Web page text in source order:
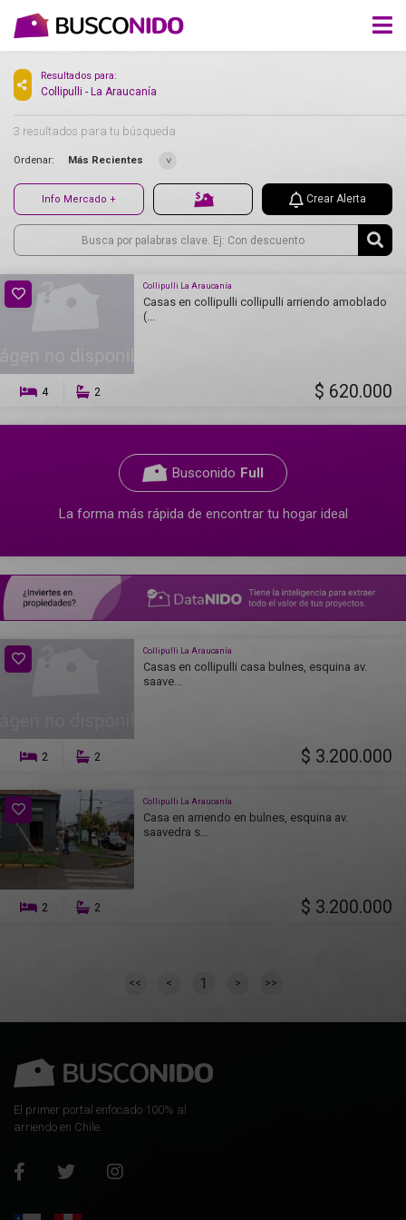
Resultados para:
Collipulli - La Araucanía
3 resultados para tu búsqueda
Ordenar: Más Recientes
Info Mercado + Crear Alerta
Collipulli La Araucanía
Casas en collipulli collipulli arriendo amoblado
(...
4 2 $ 620.000
Busconido Full
La forma más rápida de encontrar tu hogar ideal
Collipulli La Araucanía
Casas en collipulli casa bulnes, esquina av.
saave...
2 2 $ 3.200.000
Collipulli La Araucanía
Casa en arriendo en bulnes, esquina av.
saavedra s...
2 2 $ 3.200.000
<< < 1 > >>
El primer portal enfocado 100% al
arriendo en Chile.